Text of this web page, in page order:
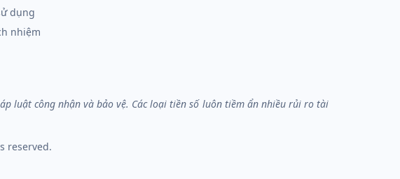
dụng
nhiệm
luật công nhận và bảo vệ. Các loại tiền số luôn tiềm ẩn nhiều rủi ro tài
reserved.